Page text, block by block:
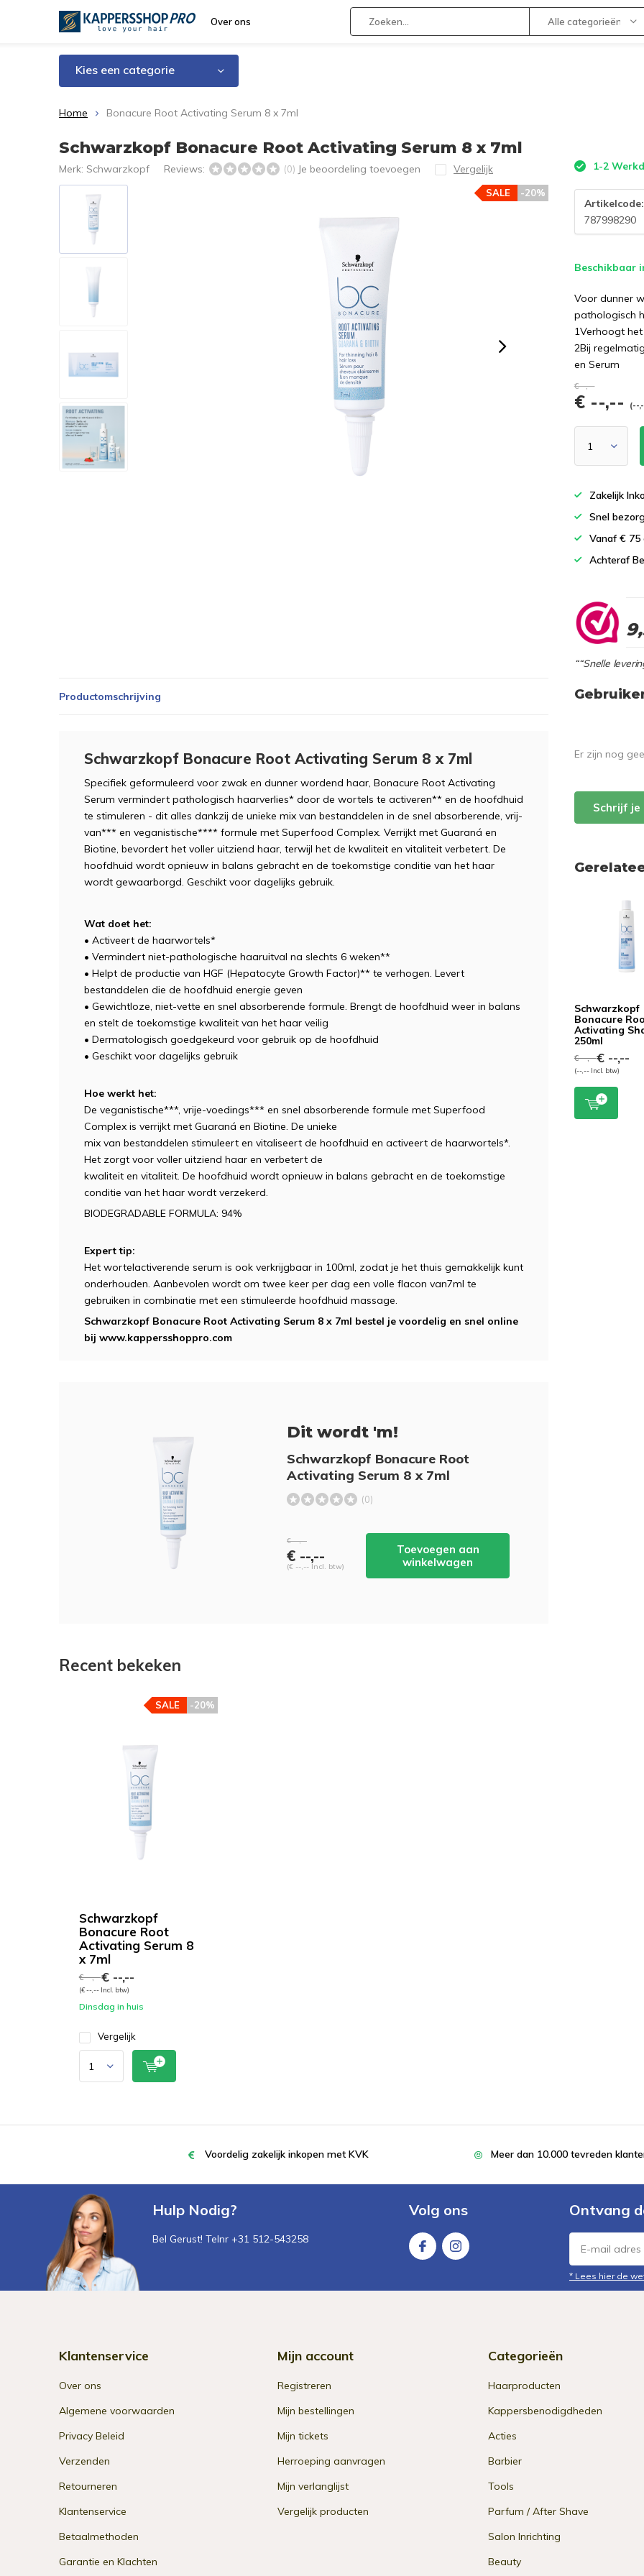
Over ons Alle categorieën
Kies een categorie
Home Bonacure Root Activating Serum 8 x 7ml
Schwarzkopf Bonacure Root Activating Serum 8 x 7ml
Merk: Schwarzkopf Reviews: (0) Je beoordeling toevoegen Vergelijk
-20%
SALE
1-2
Artikelcode:
787998290
Beschikbaar
Voor dunner
pathologisch
1Verhoogt
2Bij
en Serum
€--,--
€ --,-- (--
Zakelijk
Snel
Vanaf €
Achteraf
““Snelle
Productomschrijving
Schwarzkopf Bonacure Root Activating Serum 8 x 7ml
Specifiek geformuleerd voor zwak en dunner wordend haar, Bonacure Root Activating
Serum vermindert pathologisch haarverlies* door de wortels te activeren** en de hoofdhuid
te stimuleren - dit alles dankzij de unieke mix van bestanddelen in de snel absorberende, vrij-
van*** en veganistische**** formule met Superfood Complex. Verrijkt met Guaraná en
Biotine, bevordert het voller uitziend haar, terwijl het de kwaliteit en vitaliteit verbetert. De
hoofdhuid wordt opnieuw in balans gebracht en de toekomstige conditie van het haar
wordt gewaarborgd. Geschikt voor dagelijks gebruik.
Wat doet het:
• Activeert de haarwortels*
• Vermindert niet-pathologische haaruitval na slechts 6 weken**
• Helpt de productie van HGF (Hepatocyte Growth Factor)** te verhogen. Levert
bestanddelen die de hoofdhuid energie geven
• Gewichtloze, niet-vette en snel absorberende formule. Brengt de hoofdhuid weer in balans
en stelt de toekomstige kwaliteit van het haar veilig
• Dermatologisch goedgekeurd voor gebruik op de hoofdhuid
• Geschikt voor dagelijks gebruik
Hoe werkt het:
De veganistische***, vrije-voedings*** en snel absorberende formule met Superfood
Complex is verrijkt met Guaraná en Biotine. De unieke
mix van bestanddelen stimuleert en vitaliseert de hoofdhuid en activeert de haarwortels*.
Het zorgt voor voller uitziend haar en verbetert de
kwaliteit en vitaliteit. De hoofdhuid wordt opnieuw in balans gebracht en de toekomstige
conditie van het haar wordt verzekerd.
BIODEGRADABLE FORMULA: 94%
Expert tip:
Het wortelactiverende serum is ook verkrijgbaar in 100ml, zodat je het thuis gemakkelijk kunt
onderhouden. Aanbevolen wordt om twee keer per dag een volle flacon van7ml te
gebruiken in combinatie met een stimuleerde hoofdhuid massage.
Schwarzkopf Bonacure Root Activating Serum 8 x 7ml bestel je voordelig en snel online
bij www.kappersshoppro.com
Dit wordt 'm!
Schwarzkopf Bonacure Root
Activating Serum 8 x 7ml
(0)
€ --,--
€ --,--
(€ --,-- Incl. btw)
Toevoegen aan
winkelwagen
Er zijn nog
Schrijf
Schwarzkopf
Bonacure
Activating
250ml
€ --,--€ --,--
(--,-- Incl. btw)
Recent bekeken
Schwarzkopf
Bonacure Root
Activating Serum 8
x 7ml
-20%
SALE
€ --,--€ --,--
(€ --,-- Incl. btw)
Dinsdag in huis
Vergelijk
Voordelig zakelijk inkopen met KVK Meer dan 10.000 tevreden
Hulp Nodig?
Bel Gerust! Telnr +31 512-543258
Volg ons Ontvang
* Lees hier de
Klantenservice
Over ons
Algemene voorwaarden
Privacy Beleid
Verzenden
Retourneren
Klantenservice
Betaalmethoden
Garantie en Klachten
Mijn account
Registreren
Mijn bestellingen
Mijn tickets
Herroeping aanvragen
Mijn verlanglijst
Vergelijk producten
Categorieën
Haarproducten
Kappersbenodigdheden
Acties
Barbier
Tools
Parfum / After Shave
Salon Inrichting
Beauty